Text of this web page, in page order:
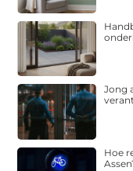
Jong
Hoe